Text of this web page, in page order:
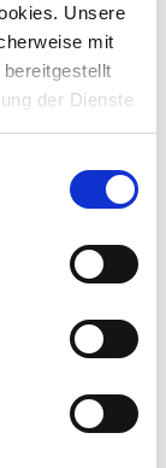
Unsere
mit
der Dienste